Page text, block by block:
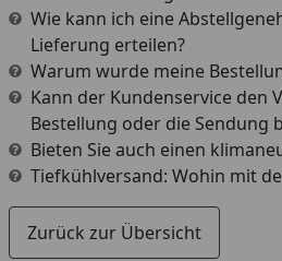
Wie kann ich eine
Lieferung erteilen?
Warum wurde meine
Kann der Kundenservice den
Bestellung oder die Sendung
Bieten Sie auch einen
Tiefkühlversand: Wohin mit
Zurück zur Übersicht